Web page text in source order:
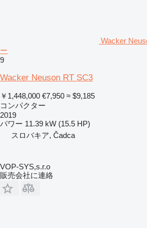
Wacker
ー
9
Wacker Neuson RT SC3
￥1,448,000 €7,950 ≈ $9,185
コンパクター
2019
パワー 11.39 kW (15.5 HP)
スロバキア, Čadca
VOP-SYS,s.r.o
販売会社に連絡